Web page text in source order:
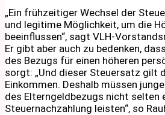
„Ein frühzeitiger Wechsel der
und legitime Möglichkeit, um die
beeinflussen“, sagt VLH-
Er gibt aber auch zu bedenken,
des Bezugs für einen höheren
sorgt: „Und dieser Steuersatz gilt
Einkommen. Deshalb müssen
des Elterngeldbezugs nicht selten
Steuernachzahlung leisten“, so